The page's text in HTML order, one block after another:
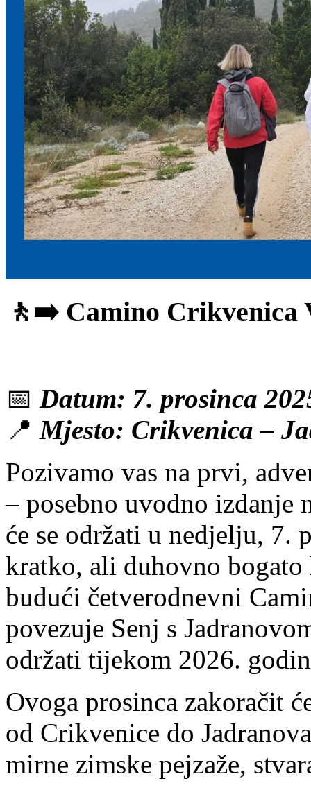
🚶‍➡️ Camino Crikvenica
📅 Datum: 7. prosinca
📍Mjesto: Crikvenica –
Pozivamo vas na prvi,
– posebno uvodno izdanje
će se održati u nedjelju, 7.
kratko, ali duhovno bogato
budući četverodnevni
povezuje Senj s
održati tijekom 2026.
Ovoga prosinca zakoračit
od Crikvenice do
mirne zimske pejzaže,